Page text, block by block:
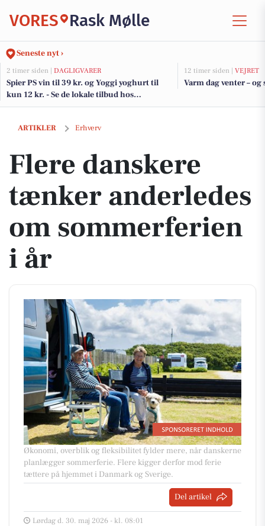
VORES Rask Mølle
Seneste nyt ›
2 timer siden | DAGLIGVARER
Spier PS vin til 39 kr. og Yoggi yoghurt til
kun 12 kr. - Se de lokale tilbud hos
DagliBrugsen
12 timer siden | VEJRET
Varm dag venter –
ARTIKLER Erhverv
Flere danskere tænker anderledes om sommerferien i år
Flere danskere
tænker anderledes
om sommerferien
i år
Økonomi, overblik og fleksibilitet fylder mere, når danskerne
planlægger sommerferie. Flere kigger derfor mod ferie
tættere på hjemmet i Danmark og Sverige.
Del artikel
Lørdag d. 30. maj 2026 - kl. 08:01